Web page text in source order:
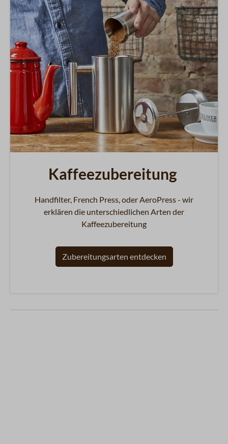
Kaffeezubereitung
Handfilter, French Press, oder AeroPress - wir
erklären die unterschiedlichen Arten der
Kaffeezubereitung
Zubereitungsarten entdecken